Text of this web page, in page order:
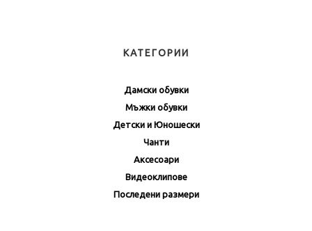
КАТЕГОРИИ
Дамски обувки
Мъжки обувки
Детски и Юношески
Чанти
Аксесоари
Видеоклипове
Последени размери